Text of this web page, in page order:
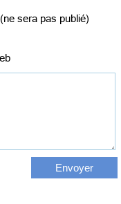
sera pas publié)